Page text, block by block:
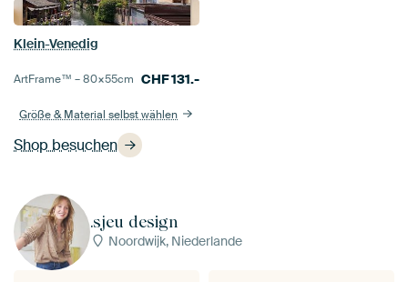
Shop besuchen
Klein-Venedig
ArtFrame™ –80×55cm CHF131.-
Größe & Material selbst wählen
.sjeu design
Noordwijk, Niederlande